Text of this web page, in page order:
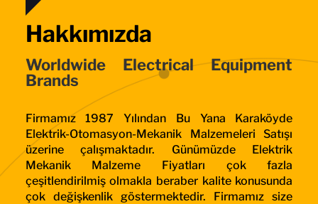
Hakkımızda
Worldwide Electrical Equipment
Brands
Firmamız 1987 Yılından Bu Yana Karaköyde
Elektrik-Otomasyon-Mekanik Malzemeleri Satışı
üzerine çalışmaktadır. Günümüzde Elektrik
Mekanik Malzeme Fiyatları çok fazla
çeşitlendirilmiş olmakla beraber kalite konusunda
çok değişkenlik göstermektedir. Firmamız size